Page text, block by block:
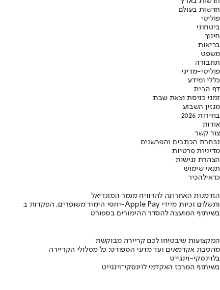
חדשות בעולם
פוליטי
ביטחוני
חינוך
בריאות
משפט
תחבורה
פוליטי-מדיני
כללי ומידע
דף הבית
זמני כניסת וצאת שבת
מגזין השבוע
בחירות 2026
אודות
צור קשר
נבחרת הכתבים והפרשנים
מדיניות פרטיות
הצהרת נגישות
תנאי שימוש
כדאילהכיר
הזדמנות האחרונה להרוויח מגמר המונדיאל
יחסי הימור משופרים, הפקדות ב-Apple Pay ותשלום זכיות מיידי
בשיתוף המועצה להסדר ההימורים בספורט
המקצועות שיבטיחו לכם קריירה מבוקשת
מהסבת אקדמאים ועד מדעי הספורט: כל מסלולי הקריירה
בלוינסקי-וינגייט
בשיתוף המרכז האקדמי לוינסקי־וינגייט